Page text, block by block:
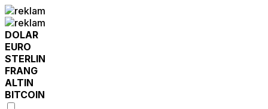
DOLAR
EURO
STERLIN
FRANG
ALTIN
BITCOIN